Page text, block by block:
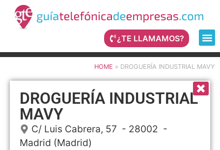
¿TE LLAMAMOS?
HOME » DROGUERÍA INDUSTRIAL MAVY
DROGUERÍA INDUSTRIAL
MAVY
C/ Luis Cabrera, 57 - 28002 -
Madrid (Madrid)